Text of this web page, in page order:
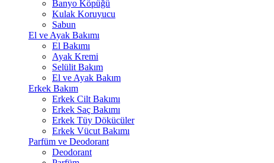
Banyo Köpüğü
Kulak Koruyucu
Sabun
El ve Ayak Bakımı
El Bakımı
Ayak Kremi
Selülit Bakım
El ve Ayak Bakım
Erkek Bakım
Erkek Cilt Bakımı
Erkek Saç Bakımı
Erkek Tüy Dökücüler
Erkek Vücut Bakımı
Parfüm ve Deodorant
Deodorant